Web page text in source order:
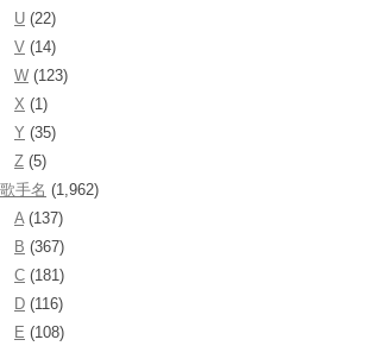
U (22)
V (14)
W (123)
X (1)
Y (35)
Z (5)
歌手名 (1,962)
A(137)
B (367)
C (181)
D (116)
E (108)